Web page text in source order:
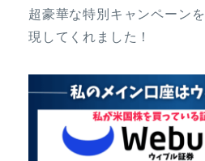
超豪華な特別キャンペーンを
現してくれました！